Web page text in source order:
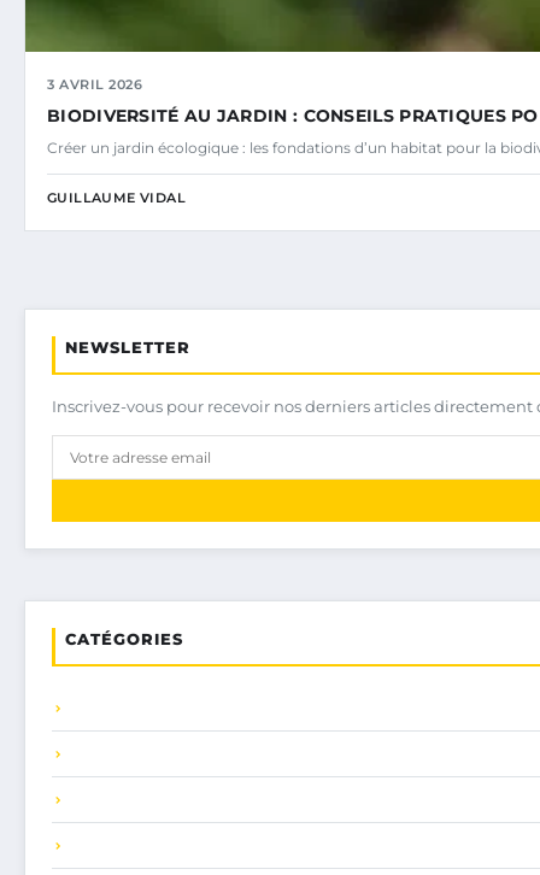
3 AVRIL 2026
BIODIVERSITÉ AU JARDIN : CONSEILS PRATIQUES
Créer un jardin écologique : les fondations d’un habitat pour la
GUILLAUME VIDAL
NEWSLETTER
Inscrivez-vous pour recevoir nos derniers articles
CATÉGORIES